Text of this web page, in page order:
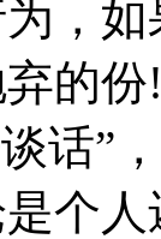
，
的
话”
个